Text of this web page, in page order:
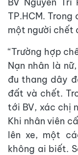
TP.HCM.
một người chết
“Trường hợp
Nạn nhân là
đu thang dây
đất và chết.
tới BV, xác chị
Khi nhân viên
lên xe, một
không ai biết.